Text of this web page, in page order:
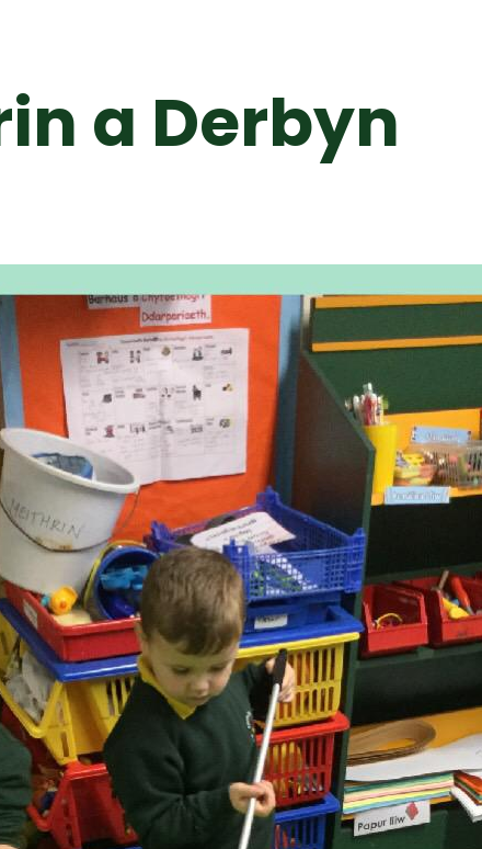
a Derbyn